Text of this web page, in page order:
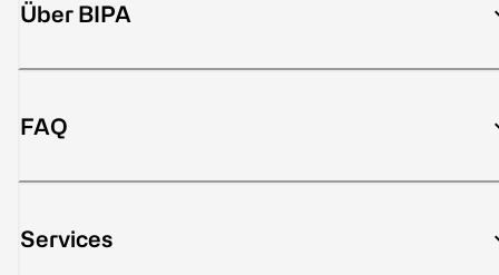
Über BIPA
FAQ
Services